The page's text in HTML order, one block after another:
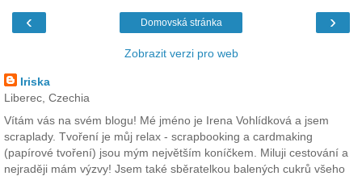
‹ ›
Domovská stránka
Zobrazit verzi pro web
Iriska
Liberec, Czechia
Vítám vás na svém blogu! Mé jméno je Irena Vohlídková a jsem
scraplady. Tvoření je můj relax - scrapbooking a cardmaking
(papírové tvoření) jsou mým největším koníčkem. Miluji cestování a
nejraději mám výzvy! Jsem také sběratelkou balených cukrů všeho